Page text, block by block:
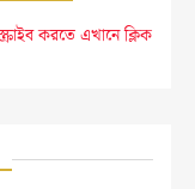
করতে এখানে ক্লিক